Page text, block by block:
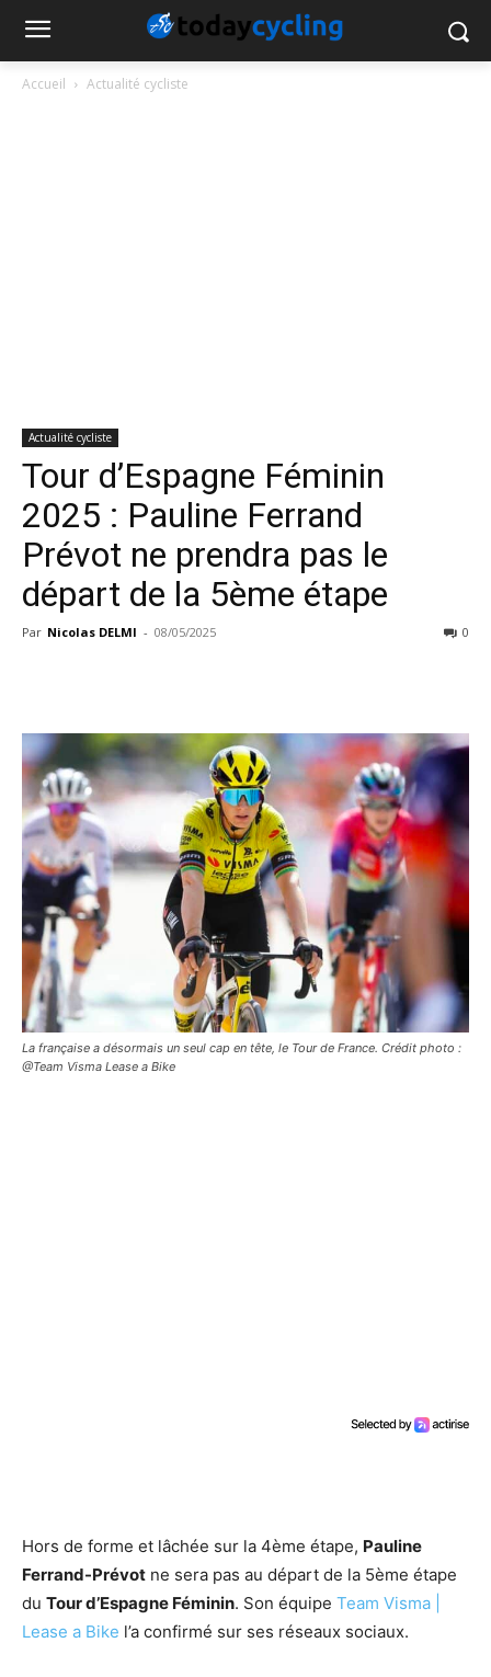
Accueil Actualité cycliste
Actualité cycliste
Tour d’Espagne Féminin
2025 : Pauline Ferrand
Prévot ne prendra pas le
départ de la 5ème étape
Par Nicolas DELMI - 08/05/2025 0
La française a désormais un seul cap en tête, le Tour de France. Crédit photo :
@Team Visma Lease a Bike
Hors de forme et lâchée sur la 4ème étape, Pauline
Ferrand-Prévot ne sera pas au départ de la 5ème étape
du Tour d’Espagne Féminin. Son équipe Team Visma |
Lease a Bike l’a confirmé sur ses réseaux sociaux.